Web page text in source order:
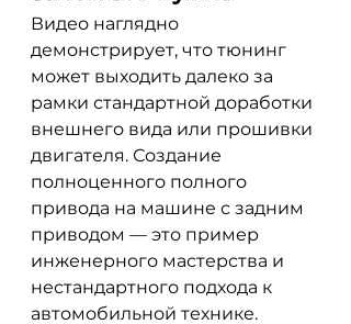
Видео наглядно
демонстрирует, что тюнинг
может выходить далеко за
рамки стандартной доработки
внешнего вида или прошивки
двигателя. Создание
полноценного полного
привода на машине с задним
приводом — это пример
инженерного мастерства и
нестандартного подхода к
автомобильной технике.